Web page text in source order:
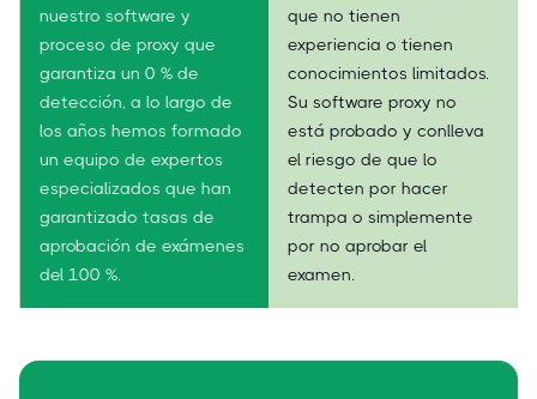
nuestro software y
proceso de proxy que
garantiza un 0 % de
detección, a lo largo de
los años hemos formado
un equipo de expertos
especializados que han
garantizado tasas de
aprobación de exámenes
del 100 %.
que no tienen
experiencia o tienen
conocimientos limitados.
Su software proxy no
está probado y conlleva
el riesgo de que lo
detecten por hacer
trampa o simplemente
por no aprobar el
examen.